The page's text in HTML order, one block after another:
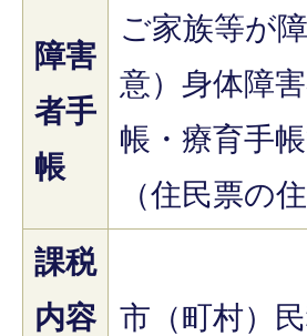
障害
者手
帳
ご家族等が
意）身体障
帳・療育手
（住民票の
課税
内容
市（町村）